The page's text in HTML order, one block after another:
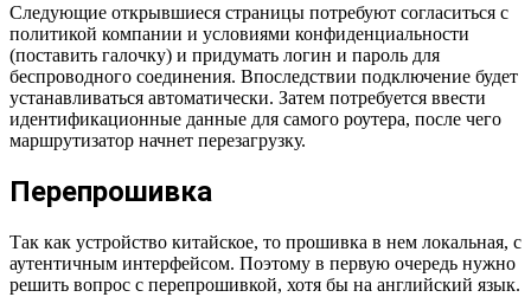
Следующие открывшиеся страницы потребуют согласиться с
политикой компании и условиями конфиденциальности
(поставить галочку) и придумать логин и пароль для
беспроводного соединения. Впоследствии подключение будет
устанавливаться автоматически. Затем потребуется ввести
идентификационные данные для самого роутера, после чего
маршрутизатор начнет перезагрузку.
Перепрошивка
Так как устройство китайское, то прошивка в нем локальная, с
аутентичным интерфейсом. Поэтому в первую очередь нужно
решить вопрос с перепрошивкой, хотя бы на английский язык.